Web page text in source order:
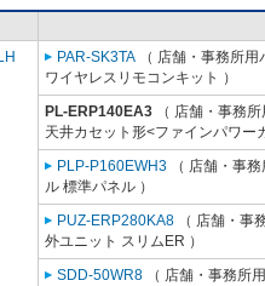
PAR-SK3TA （ 店舗・事務所
ワイヤレスリモコンキット ）
PL-ERP140EA3 （ 店舗・事務
天井カセット形<ファインパワー
PLP-P160EWH3 （ 店舗・事
ル 標準パネル ）
PUZ-ERP280KA8 （ 店舗・事
外ユニット スリムER ）
SDD-50WR8 （ 店舗・事務所